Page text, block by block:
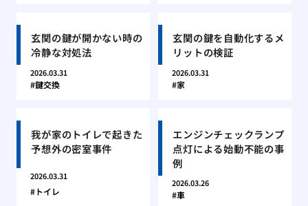
玄関の鍵が開かない時の
冷静な対処法
2026.03.31
鍵交換
玄関の鍵を自動化するメ
リットの検証
2026.03.31
家
我が家のトイレで起きた
予想外の密室事件
2026.03.31
トイレ
エンジンチェックランプ
点灯による始動不能の事
例
2026.03.26
車